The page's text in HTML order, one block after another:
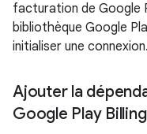
facturation de Google
bibliothèque Google
initialiser une connexion.
Ajouter la
Google Play Billing